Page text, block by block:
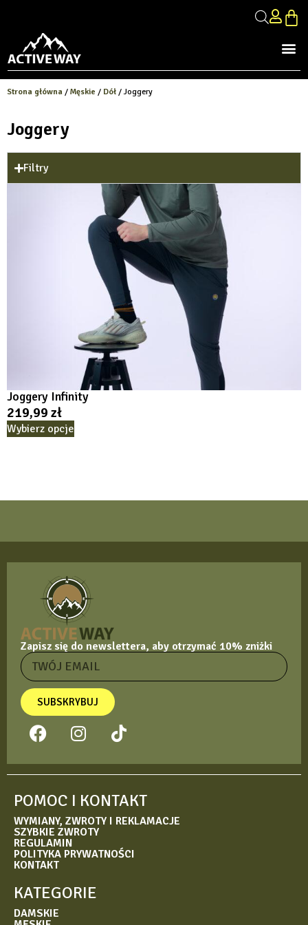
Strona główna / Męskie / Dół / Joggery
Joggery
Filtry
Joggery Infinity
219,99 zł
Wybierz opcje
Zapisz się do newslettera, aby otrzymać 10% zniżki
SUBSKRYBUJ
POMOC I KONTAKT
WYMIANY, ZWROTY I REKLAMACJE
SZYBKIE ZWROTY
REGULAMIN
POLITYKA PRYWATNOŚCI
KONTAKT
KATEGORIE
DAMSKIE